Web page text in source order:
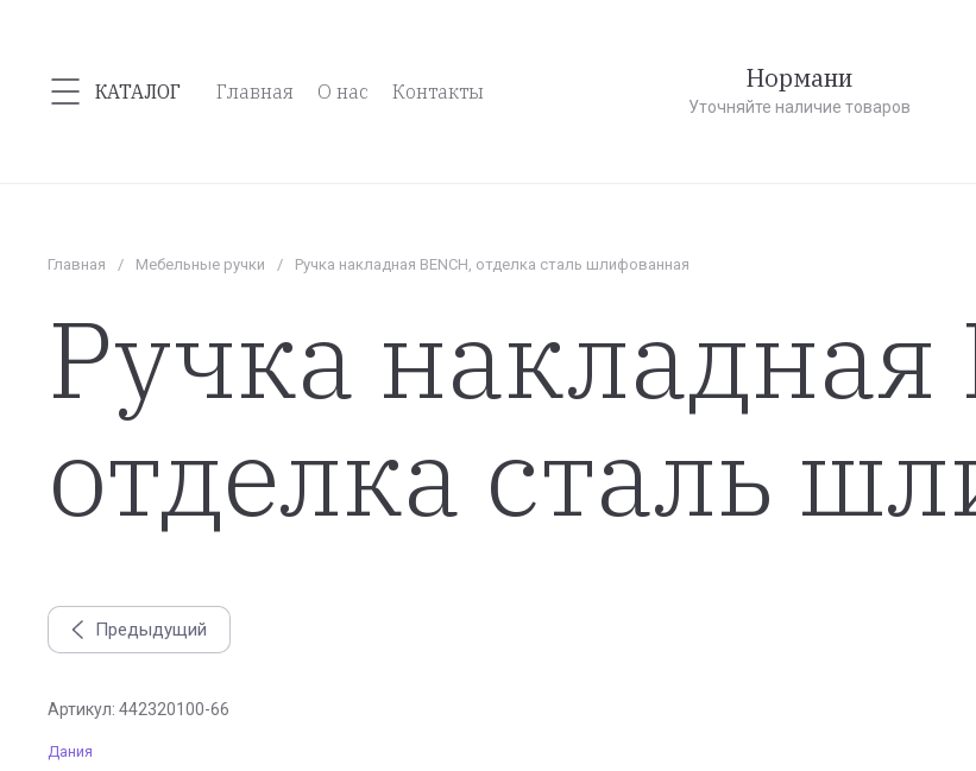
КАТАЛОГ Главная О нас Контакты Нормани
Уточняйте наличие товаров
Главная / Мебельные ручки / Ручка накладная BENCH, отделка сталь шлифованная
Ручка накладная
отделка сталь
Предыдущий
Ручка накладная BENCH, отделка сталь шлифованная
Артикул: 442320100-66
Дания